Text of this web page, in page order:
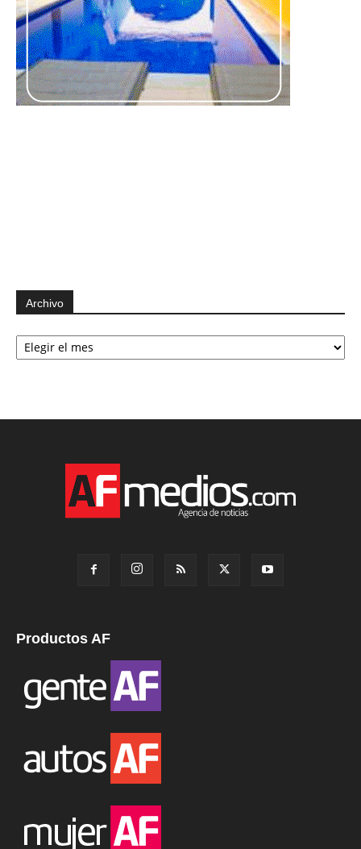
Archivo
Archivo
Productos AF